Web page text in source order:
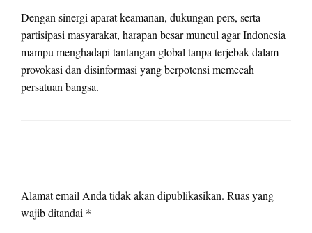
Dengan sinergi aparat keamanan, dukungan pers, serta
partisipasi masyarakat, harapan besar muncul agar Indonesia
mampu menghadapi tantangan global tanpa terjebak dalam
provokasi dan disinformasi yang berpotensi memecah
persatuan bangsa.
Alamat email Anda tidak akan dipublikasikan. Ruas yang
wajib ditandai *